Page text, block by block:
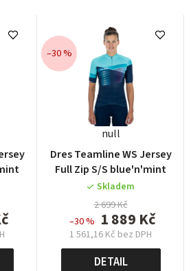
–30 %
null
Dres Teamline WS Jersey
Full Zip S/S blue'n'mint
Skladem
2 699 Kč
–30 % 1 889 Kč
1 561,16 Kč bez DPH
Měrná
cena:
DETAIL